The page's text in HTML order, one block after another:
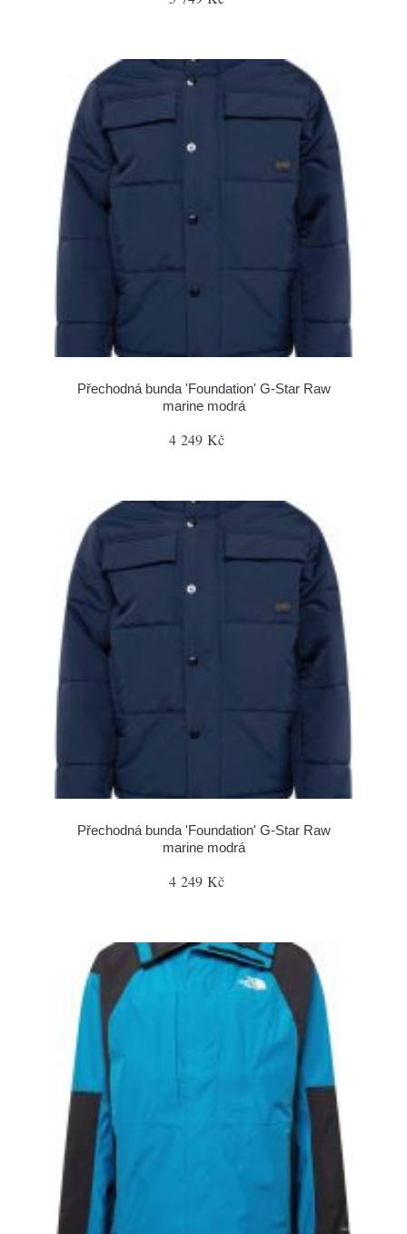
Přechodná bunda 'Foundation' G-Star Raw
marine modrá
4 249 Kč
Přechodná bunda 'Foundation' G-Star Raw
marine modrá
4 249 Kč